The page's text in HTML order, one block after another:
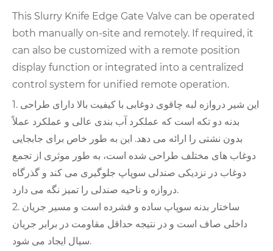
This Slurry Knife Edge Gate Valve can be operated
both manually on-site and remotely. If required, it
can also be customized with a remote position
display function or integrated into a centralized
control system for unified remote operation.
1. این شیر دروازه لبه چاقوی دوغابی با کیفیت بالا دارای طراحی
بدنه دو تکه است که عملکرد آب بندی عالی و عملکرد عملاً
بدون نشتی را ارائه می دهد. این به طور خاص برای جابجایی
دوغاب های مختلف طراحی شده است، به طور موثری از تجمع
دوغاب در نزدیکی صندلی سوپاپ جلوگیری می کند و گذرگاه
دروازه و ناحیه صندلی را تمیز نگه می دارد.
2. ساختار بدنه سوپاپ ساده و فشرده است و مسیر جریان
داخلی صاف است و در نتیجه حداقل مقاومت در برابر جریان
سیال ایجاد می شود.